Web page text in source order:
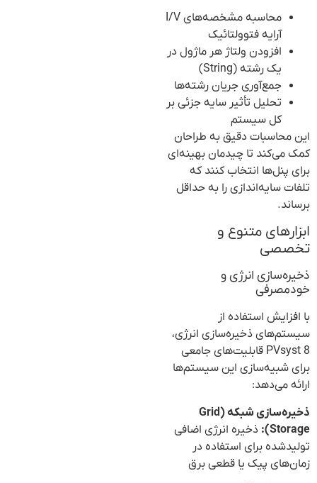
محاسبه مشخصه‌های I/V
آرایه فتوولتائیک
افزودن ولتاژ هر ماژول در
یک رشته (String)
جمع‌آوری جریان رشته‌ها
تحلیل تأثیر سایه جزئی بر
کل سیستم
این محاسبات دقیق به طراحان
کمک می‌کند تا چیدمان بهینه‌ای
برای پنل‌ها انتخاب کنند که
تلفات سایه‌اندازی را به حداقل
برساند.
ابزارهای متنوع و
تخصصی
ذخیره‌سازی انرژی و
خودمصرفی
با افزایش استفاده از
سیستم‌های ذخیره‌سازی انرژی،
PVsyst 8 قابلیت‌های جامعی
برای شبیه‌سازی این سیستم‌ها
ارائه می‌دهد:
ذخیره‌سازی شبکه (Grid
Storage):
ذخیره انرژی اضافی
تولیدشده برای استفاده در
زمان‌های پیک یا قطعی برق